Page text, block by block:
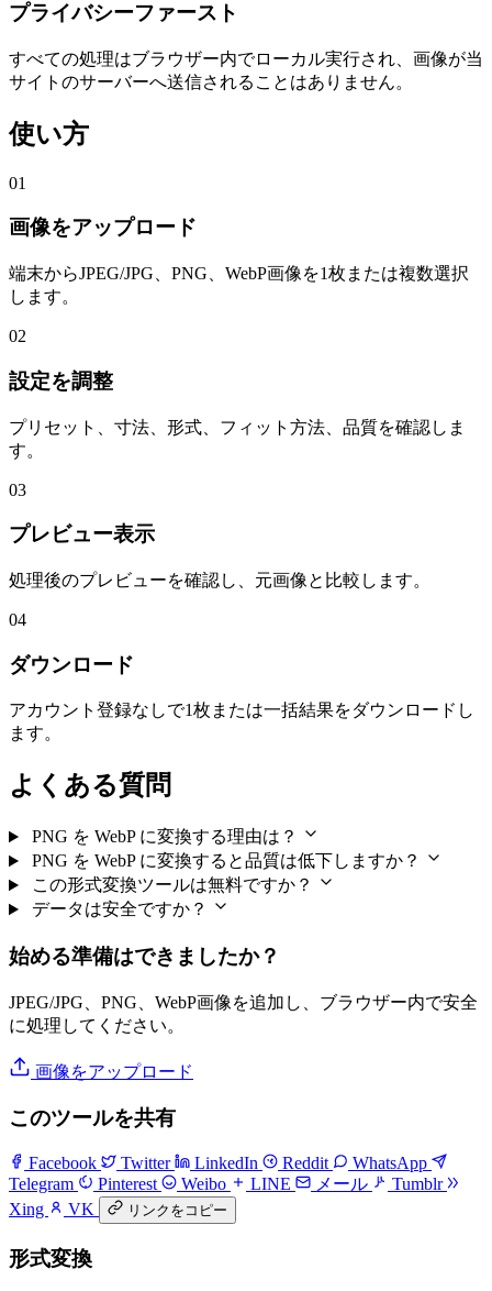
プライバシーファースト
すべての処理はブラウザー内でローカル実行され、画像が当
サイトのサーバーへ送信されることはありません。
使い方
01
画像をアップロード
端末からJPEG/JPG、PNG、WebP画像を1枚または複数選択
します。
02
設定を調整
プリセット、寸法、形式、フィット方法、品質を確認しま
す。
03
プレビュー表示
処理後のプレビューを確認し、元画像と比較します。
04
ダウンロード
アカウント登録なしで1枚または一括結果をダウンロードし
ます。
よくある質問
PNG を WebP に変換する理由は？
PNG を WebP に変換すると品質は低下しますか？
この形式変換ツールは無料ですか？
データは安全ですか？
始める準備はできましたか？
JPEG/JPG、PNG、WebP画像を追加し、ブラウザー内で安全
に処理してください。
画像をアップロード
このツールを共有
Facebook Twitter LinkedIn Reddit
WhatsApp
Telegram
Pinterest Weibo LINE メール
Tumblr
Xing
VK リンクをコピー
形式変換